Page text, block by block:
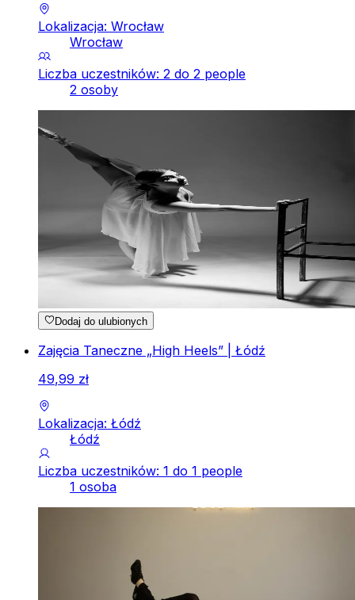
Lokalizacja: Wrocław
Wrocław
Liczba uczestników: 2 do 2 people
2 osoby
Dodaj do ulubionych
Zajęcia Taneczne „High Heels” | Łódź
49,99 zł
Lokalizacja: Łódź
Łódź
Liczba uczestników: 1 do 1 people
1 osoba